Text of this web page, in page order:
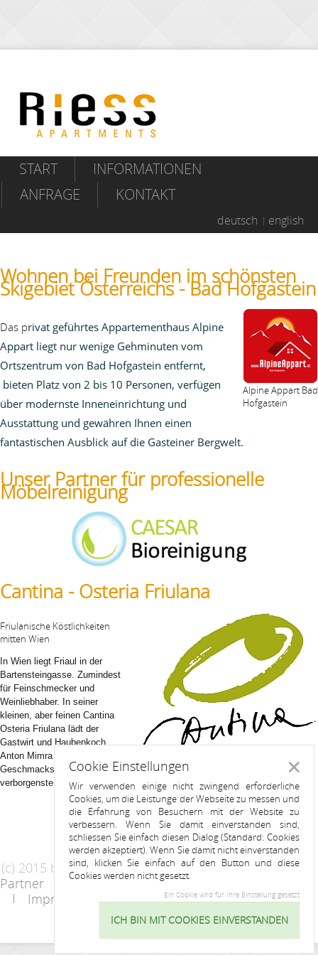
START
INFORMATIONEN
ANFRAGE
KONTAKT
deutsch english
Wohnen bei Freunden im schönsten
Skigebiet Österreichs - Bad Hofgastein
Alpine Appart Bad
Hofgastein
Das privat geführtes Appartementhaus Alpine
Appart liegt nur wenige Gehminuten vom
Ortszentrum von Bad Hofgastein entfernt,
bieten Platz von 2 bis 10 Personen, verfügen
über modernste Inneneinrichtung und
Ausstattung und gewähren Ihnen einen
fantastischen Ausblick auf die Gasteiner Bergwelt.
Unser Partner für professionelle
Möbelreinigung
Cantina - Osteria Friulana
Friulanische Köstlichkeiten
mitten Wien
In Wien liegt Friaul in der
Bartensteingasse. Zumindest
für Feinschmecker und
Weinliebhaber. In seiner
kleinen, aber feinen Cantina
Osteria Friulana lädt der
Gastwirt und Haubenkoch
Anton Mimra zu einer
Geschmacksreise in die
verborgensten Täler rund um Udine.
(c) 2015 by Riess Apartments
Partner
AGB
Datenschutzerklärung
Impressum
Kontakt
Cookie
Cookie Einstellungen
Wir verwenden einige nicht zwingend erforderliche
Cookies, um die Leistunge der Webseite zu messen und
die Erfahrung von Besuchern mit der Website zu
verbessern. Wenn Sie damit einverstanden sind,
schliessen Sie einfach diesen Dialog (Standard: Cookies
werden akzeptiert). Wenn Sie damit nicht einverstanden
sind, klicken Sie einfach auf den Button und diese
Cookies werden nicht gesetzt.
Ein Cookie wird für Ihre Einstellung gesetzt
ICH BIN MIT COOKIES EINVERSTANDEN